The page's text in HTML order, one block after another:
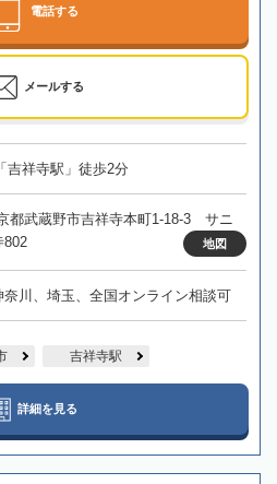
電話する
メールする
吉祥寺駅」徒歩2分
都武蔵野市吉祥寺本町1-18-3 サニ
802
地図
川、埼玉、全国オンライン相談可
吉祥寺駅
詳細を見る